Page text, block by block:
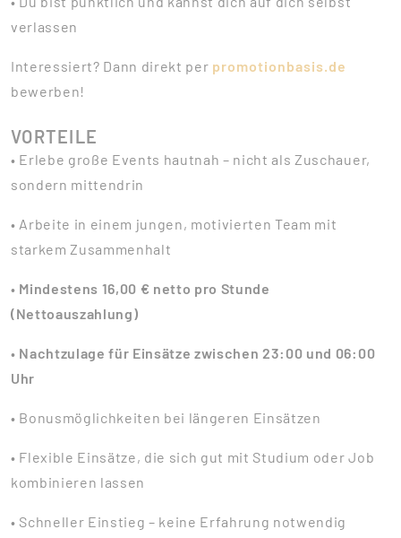
verlassen
Interessiert? Dann direkt per promotionbasis.de
bewerben!
VORTEILE
• Erlebe große Events hautnah – nicht als Zuschauer,
sondern mittendrin
• Arbeite in einem jungen, motivierten Team mit
starkem Zusammenhalt
• Mindestens 16,00 € netto pro Stunde
(Nettoauszahlung)
• Nachtzulage für Einsätze zwischen 23:00 und 06:00
Uhr
• Bonusmöglichkeiten bei längeren Einsätzen
• Flexible Einsätze, die sich gut mit Studium oder Job
kombinieren lassen
• Schneller Einstieg – keine Erfahrung notwendig